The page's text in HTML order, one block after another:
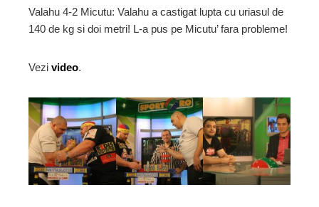
Valahu 4-2 Micutu: Valahu a castigat lupta cu uriasul de
140 de kg si doi metri! L-a pus pe Micutu’ fara probleme!
Vezi video.